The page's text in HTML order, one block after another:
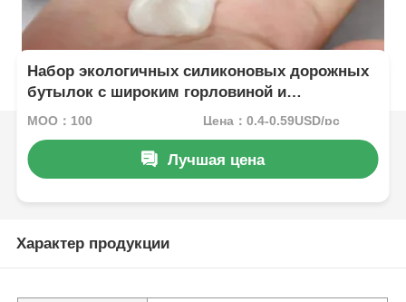
Набор экологичных силиконовых дорожных
бутылок с широким горловиной и
настраиваемыми параметрами для
MOQ：100 Цена：0.4-0.59USD/pc
Лучшая цена
Характер продукции